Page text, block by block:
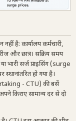
है: कार्यालय कर्मचारी,
और छात्र। सक्रिय समय
सर्ज प्राइसिंग (surge
हो गया है।
- CTU) की बसें
किराए सामान्य दर से दो